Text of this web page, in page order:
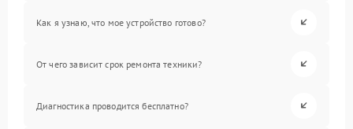
Как я узнаю, что мое устройство готово?
От чего зависит срок ремонта техники?
Диагностика проводится бесплатно?